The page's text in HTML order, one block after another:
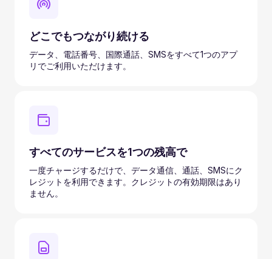
どこでもつながり続ける
データ、電話番号、国際通話、SMSをすべて1つのアプ
リでご利用いただけます。
すべてのサービスを1つの残高で
一度チャージするだけで、データ通信、通話、SMSにク
レジットを利用できます。クレジットの有効期限はあり
ません。